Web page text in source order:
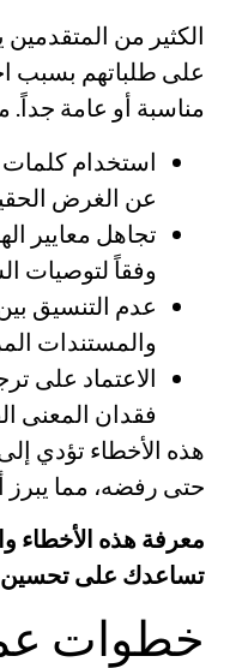
الكثير من
على طلباتهم بسبب
مناسبة أو عامة جداً.
استخدام كلمات
عن الغرض
تجاهل معايير
وفقاً لتوصيات
عدم التنسيق
والمستندات
الاعتماد على
فقدان المعنى
هذه الأخطاء تؤدي
حتى رفضه، مما يبرز
معرفة هذه الأخطاء
تساعدك على
خطوات